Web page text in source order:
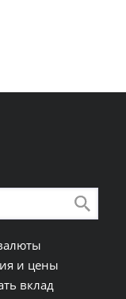
и цены
вклад